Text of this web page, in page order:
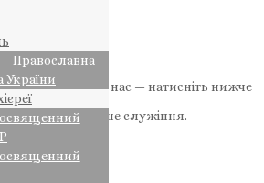
підтримайте нас — натисніть нижче
«Пожертва».
зміцнює наше служіння.
Православна
України